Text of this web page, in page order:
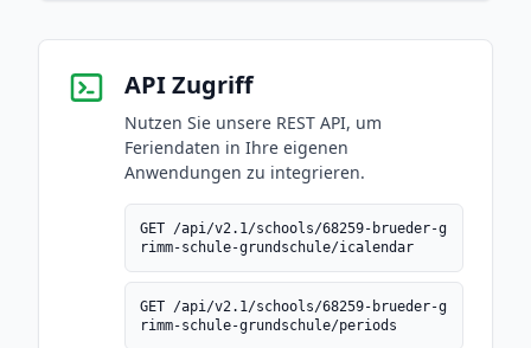
API Zugriff
Nutzen Sie unsere REST API, um
Feriendaten in Ihre eigenen
Anwendungen zu integrieren.
GET /api/v2.1/schools/68259-brueder-g
rimm-schule-grundschule/icalendar
GET /api/v2.1/schools/68259-brueder-g
rimm-schule-grundschule/periods